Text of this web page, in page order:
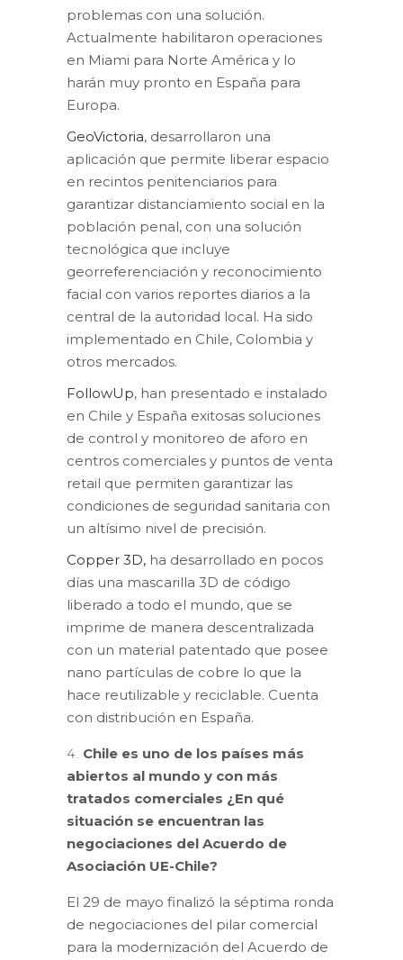
problemas con una solución.
Actualmente habilitaron operaciones
en Miami para Norte América y lo
harán muy pronto en España para
Europa.
GeoVictoria, desarrollaron una
aplicación que permite liberar espacio
en recintos penitenciarios para
garantizar distanciamiento social en la
población penal, con una solución
tecnológica que incluye
georreferenciación y reconocimiento
facial con varios reportes diarios a la
central de la autoridad local. Ha sido
implementado en Chile, Colombia y
otros mercados.
FollowUp, han presentado e instalado
en Chile y España exitosas soluciones
de control y monitoreo de aforo en
centros comerciales y puntos de venta
retail que permiten garantizar las
condiciones de seguridad sanitaria con
un altísimo nivel de precisión.
Copper 3D, ha desarrollado en pocos
días una mascarilla 3D de código
liberado a todo el mundo, que se
imprime de manera descentralizada
con un material patentado que posee
nano partículas de cobre lo que la
hace reutilizable y reciclable. Cuenta
con distribución en España.
Chile es uno de los países más
abiertos al mundo y con más
tratados comerciales ¿En qué
situación se encuentran las
negociaciones del Acuerdo de
Asociación UE-Chile?
El 29 de mayo finalizó la séptima ronda
de negociaciones del pilar comercial
para la modernización del Acuerdo de